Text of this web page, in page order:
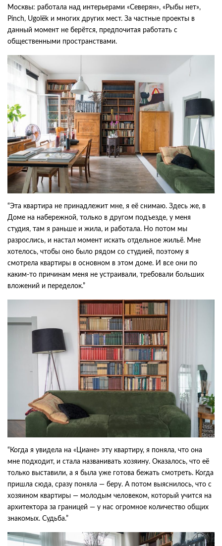
Москвы: работала над интерьерами «Северян», «Рыбы нет»,
Pinch, Ugolёk и многих других мест. За частные проекты в
данный момент не берётся, предпочитая работать с
общественными пространствами.
“Эта квартира не принадлежит мне, я её снимаю. Здесь же, в
Доме на набережной, только в другом подъезде, у меня
студия, там я раньше и жила, и работала. Но потом мы
разрослись, и настал момент искать отдельное жильё. Мне
хотелось, чтобы оно было рядом со студией, поэтому я
смотрела квартиры в основном в этом доме. И все они по
каким-то причинам меня не устраивали, требовали больших
вложений и переделок.”
“Когда я увидела на «Циане» эту квартиру, я поняла, что она
мне подходит, и стала названивать хозяину. Оказалось, что её
только выставили, а я была уже готова бежать смотреть. Когда
пришла сюда, сразу поняла — беру. А потом выяснилось, что с
хозяином квартиры — молодым человеком, который учится на
архитектора за границей — у нас огромное количество общих
знакомых. Судьба.”